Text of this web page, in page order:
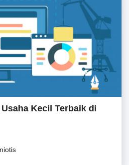
Kecil Terbaik di